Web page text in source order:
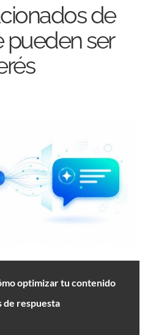
de
ser
optimizar tu contenido
de respuesta